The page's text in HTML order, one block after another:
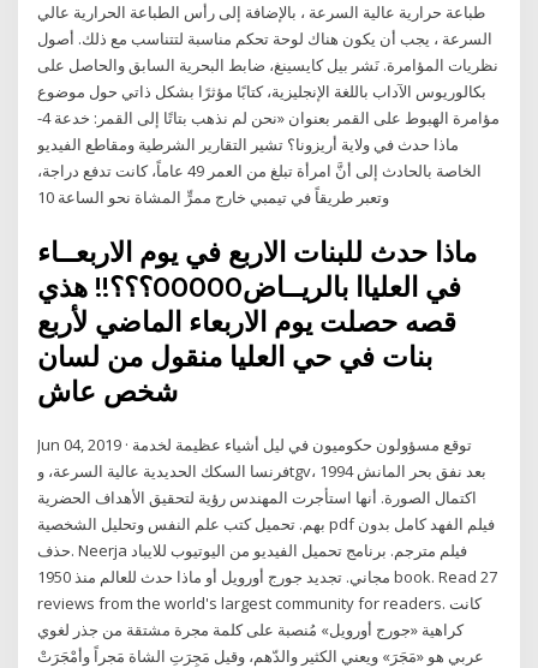
طباعة حرارية عالية السرعة ، بالإضافة إلى رأس الطباعة الحرارية عالي
السرعة ، يجب أن يكون هناك لوحة تحكم مناسبة لتتناسب مع ذلك. أصول
نظريات المؤامرة. نَشر بيل كايسينغ، ضابط البحرية السابق والحاصل على
بكالوريوس الآداب باللغة الإنجليزية، كتابًا مؤثرًا بشكل ذاتي حول موضوع
مؤامرة الهبوط على القمر بعنوان «نحن لم نذهب بتاتًا إلى القمر: خدعة 4-
ماذا حدث في ولاية أريزونا؟ تشير التقارير الشرطية ومقاطع الفيديو
الخاصة بالحادث إلى أنَّ امرأة تبلغ من العمر 49 عاماً، كانت تدفع دراجة،
وتعبر طريقاً في تيمبي خارج ممرٍّ المشاة نحو الساعة 10
ماذا حدث للبنات الاربع في يوم الاربعــاء
في العلياا بالريــاض00000؟؟؟!! هذي
قصه حصلت يوم الاربعاء الماضي لأربع
بنات في حي العليا منقول من لسان
شخص عاش
Jun 04, 2019 · توقع مسؤولون حكوميون في ليل أشياء عظيمة لخدمة
فرنسا السكك الحديدية عالية السرعة، وtgv، بعد نفق بحر المانش 1994
اكتمال الصورة. أنها استأجرت المهندس رؤية لتحقيق الأهداف الحضرية
بهم. تحميل كتب علم النفس وتحليل الشخصية pdf فيلم الفهد كامل بدون
حذف. Neerja فيلم مترجم. برنامج تحميل الفيديو من اليوتيوب للايباد
مجاني. تجديد جورج أورويل أو ماذا حدث للعالم منذ 1950 book. Read 27
reviews from the world's largest community for readers. كانت
كراهية «جورج أورويل» مُنصبة على كلمة مجرة مشتقة من جذر لغوي
عربي هو «مَجَرَ» ويعني الكثير والدّهم، وقيل مَجِرَتِ الشاة مَجراً وأمْجَرَتْ